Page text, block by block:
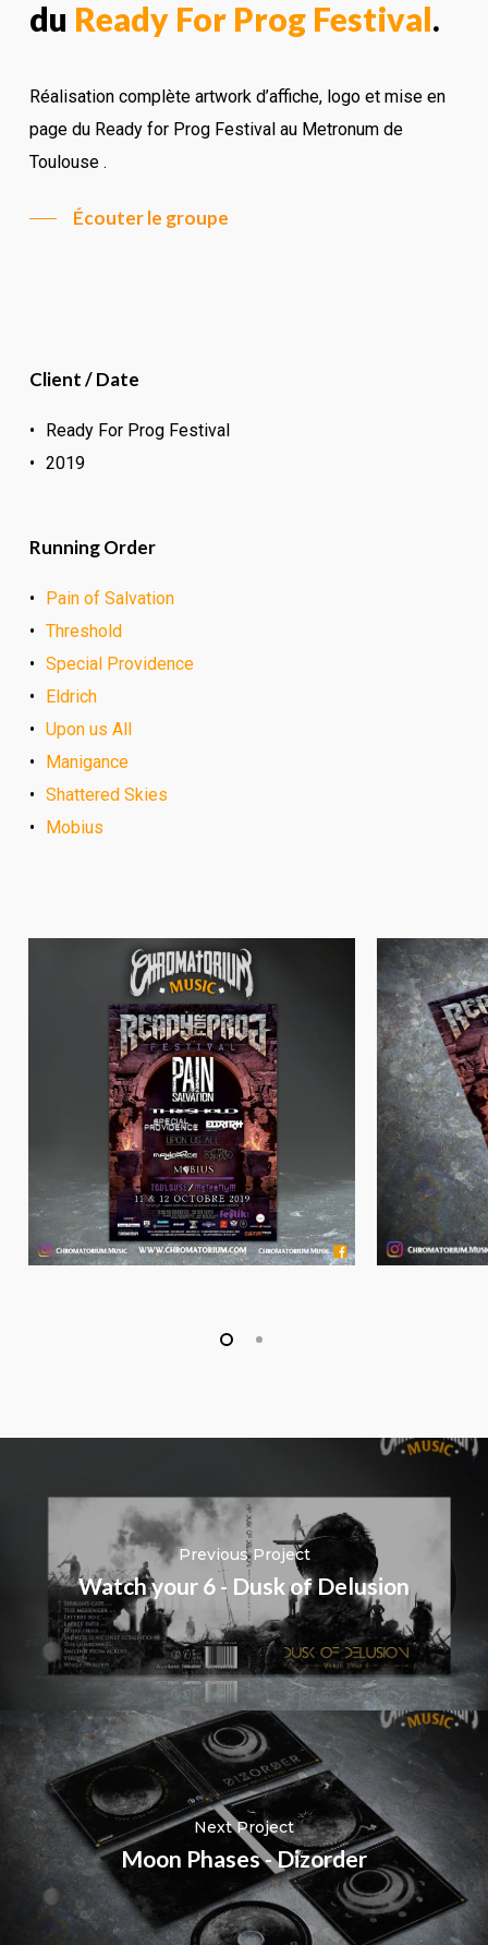
du Ready For Prog Festival.
Réalisation complète artwork d’affiche, logo et mise en
page du Ready for Prog Festival au Metronum de
Toulouse .
Écouter le groupe
Client / Date
Ready For Prog Festival
2019
Running Order
Pain of Salvation
Threshold
Special Providence
Eldrich
Upon us All
Manigance
Shattered Skies
Mobius
Previous Project
Watch your 6 - Dusk of Delusion
Next Project
Moon Phases - Dizorder